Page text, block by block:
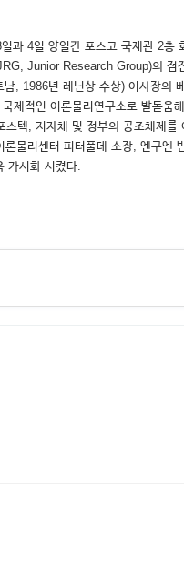
과 4일 양일간 포스코 국제관 2층
Junior Research Group)의 점
, 1986년 레닌상 수상) 이사장의
제적인 이론물리연구소로 발돋움
텍, 지자체 및 정부의 공조체제를
물리센터 피터풀데 소장, 엔구엔
가시화 시켰다.